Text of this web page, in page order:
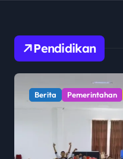
Pendidikan
Berita Pemerintahan